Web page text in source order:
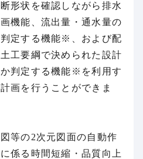
形状を確認しながら排水
機能、流出量・通水量の
定する機能※、および配
工要綱で決められた設計
判定する機能※を利用す
画を行うことができま
等の2次元図面の自動作
係る 時間短縮・品質向上